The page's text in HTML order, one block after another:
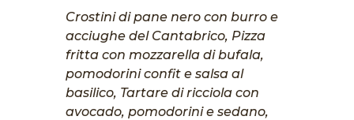
Crostini di pane nero con burro e
acciughe del Cantabrico, Pizza
fritta con mozzarella di bufala,
pomodorini confit e salsa al
basilico, Tartare di ricciola con
avocado, pomodorini e sedano,